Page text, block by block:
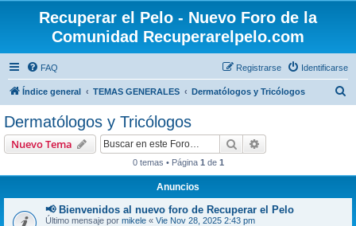
Recuperar el Pelo - Nuevo Foro de la
Comunidad Recuperarelpelo.com
FAQ Identificarse
Registrarse
Índice general TEMAS GENERALES Dermatólogos y Tricólogos
Dermatólogos y Tricólogos
Nuevo Tema Buscar
0 temas • Página 1 de 1
Anuncios
📢 Bienvenidos al nuevo foro de Recuperar el Pelo
Último mensaje por mikele « Vie Nov 28, 2025 2:43 pm